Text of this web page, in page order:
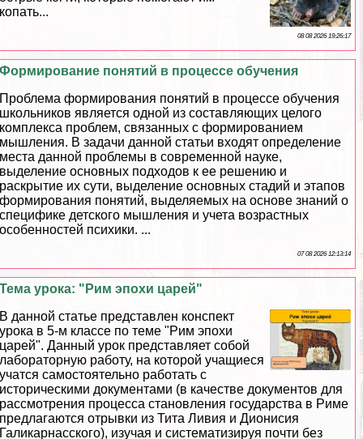
копать...
08 08 2026 19:26:17
Формирование понятий в процессе обучения
Проблема формирования понятий в процессе обучения
школьников является одной из составляющих целого
комплекса проблем, связанных с формированием
мышления. В задачи данной статьи входят определение
места данной проблемы в современной науке,
выделение основных подходов к ее решению и
раскрытие их сути, выделение основных стадий и этапов
формирования понятий, выделяемых на основе знаний о
специфике детского мышления и учета возрастных
особенностей психики. ...
07 08 2026 12:13:14
Тема урока: "Рим эпохи царей"
В данной статье представлен конспект
урока в 5-м классе по теме "Рим эпохи
царей". Данный урок представляет собой
лабораторную работу, на которой учащиеся
учатся самостоятельно работать с
историческими документами (в качестве документов для
рассмотрения процесса становления государства в Риме
предлагаются отрывки из Тита Ливия и Дионисия
Галикарнасского), изучая и систематизируя почти без